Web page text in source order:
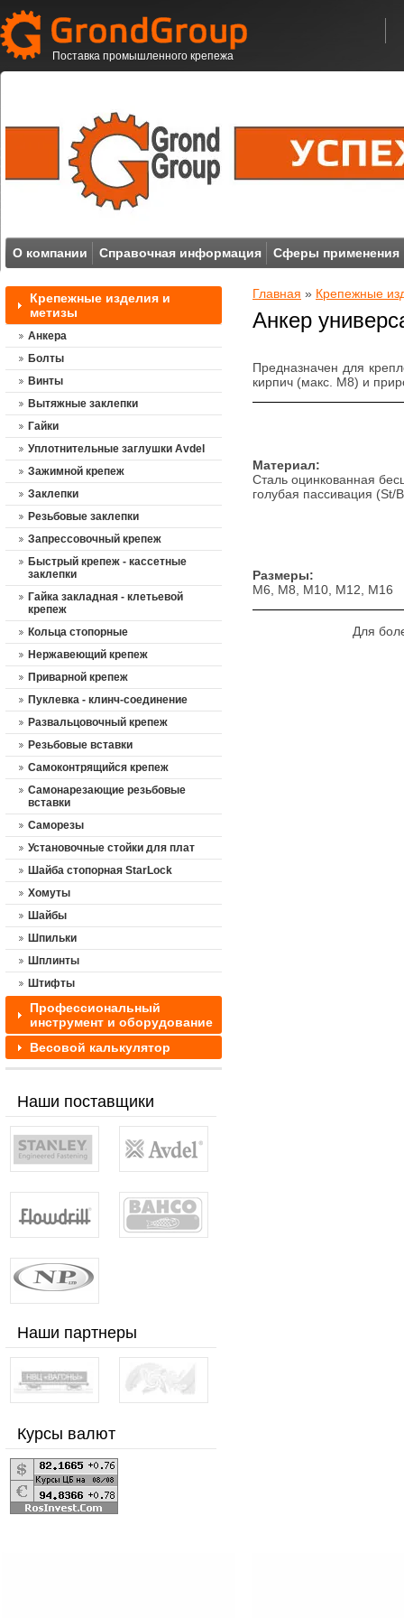
Поставка промышленного крепежа
О компании Справочная информация Сферы применения
Главная » Крепежные
Анкер
Предназначен для
кирпич (макс. M8) и
Материал:
Сталь оцинкованная
голубая пассивация (St/
Размеры:
M6, M8, M10, M12, M16
Для
Крепежные изделия и
метизы
Анкера
Болты
Винты
Вытяжные заклепки
Гайки
Уплотнительные заглушки Avdel
Зажимной крепеж
Заклепки
Резьбовые заклепки
Запрессовочный крепеж
Быстрый крепеж - кассетные
заклепки
Гайка закладная - клетьевой
крепеж
Кольца стопорные
Нержавеющий крепеж
Приварной крепеж
Пуклевка - клинч-соединение
Развальцовочный крепеж
Резьбовые вставки
Самоконтрящийся крепеж
Cамонарезающие резьбовые
вставки
Саморезы
Установочные стойки для плат
Шайба стопорная StarLock
Хомуты
Шайбы
Шпильки
Шплинты
Штифты
Профессиональный
инструмент и оборудование
Весовой калькулятор
Наши поставщики
Наши партнеры
Курсы валют